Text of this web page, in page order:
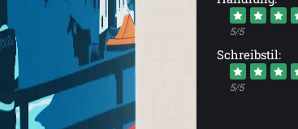
5/5
Schreibstil:
5/5